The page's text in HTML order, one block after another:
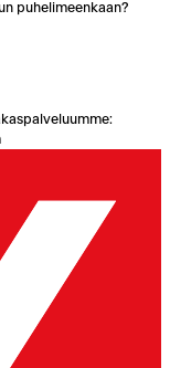
puhelimeenkaan?